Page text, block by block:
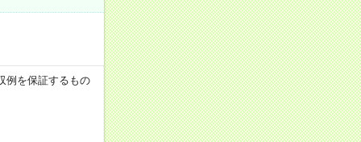
を保証するもの